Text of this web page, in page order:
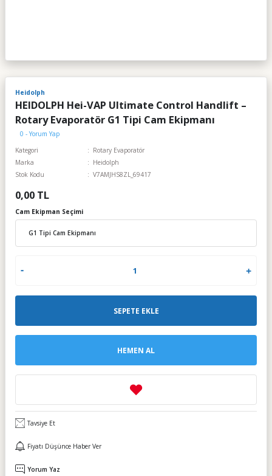
Heidolph
HEIDOLPH Hei-VAP Ultimate Control Handlift –
Rotary Evaporatör G1 Tipi Cam Ekipmanı
0 - Yorum Yap
Kategori
Rotary Evaporatör
Marka
Heidolph
Stok Kodu
V7AMJHS8ZL_69417
0,00 TL
Cam Ekipman Seçimi
SEPETE EKLE
HEMEN AL
Tavsiye Et
Fiyatı Düşünce Haber Ver
Yorum Yaz